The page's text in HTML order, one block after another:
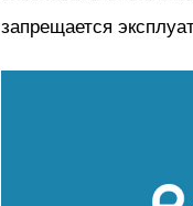
запрещается